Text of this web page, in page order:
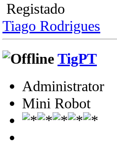
Registado
Tiago Rodrigues
TigPT
Administrator
Mini Robot